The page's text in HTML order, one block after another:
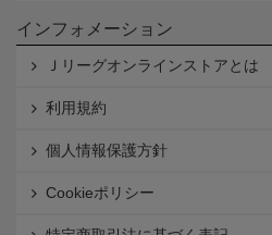
インフォメーション
Ｊリーグオンラインストアとは
利用規約
個人情報保護方針
Cookieポリシー